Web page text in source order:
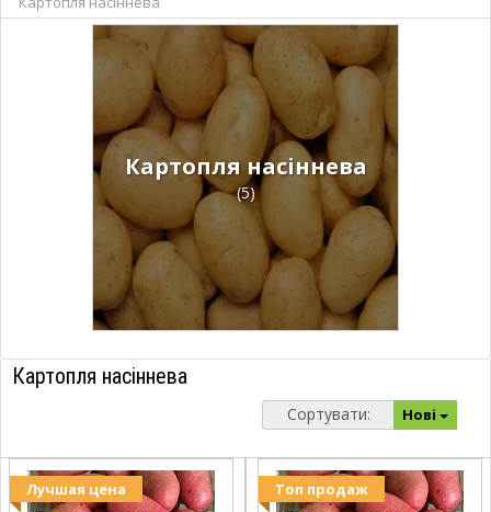
Картопля насіннева
(5)
Картопля насіннева
Сортувати: Нові
Лучшая цена Топ продаж